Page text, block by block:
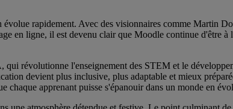
rapidement. Avec des visionnaires comme Martin
en ligne, il est devenu clair que Moodle continue d'être à
révolutionne l'enseignement des STEM et le
devient plus inclusive, plus adaptable et mieux
chaque apprenant puisse s'épanouir dans un monde en